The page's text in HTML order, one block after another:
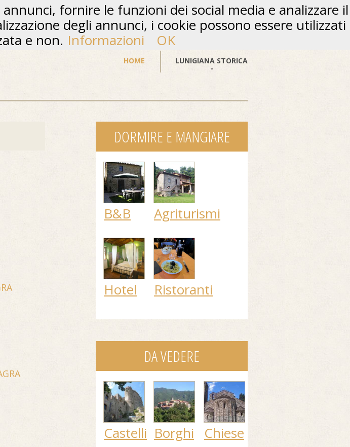
HOME LUNIGIANA STORICA
DORMIRE E MANGIARE
B&B Agriturismi
Hotel Ristoranti
DA VEDERE
Castelli Borghi Chiese
fornire le funzioni dei social media e analizzare il
degli annunci, i cookie possono essere utilizzati
e non. Informazioni OK